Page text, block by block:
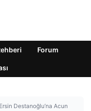
Forum
Destanoğlu’na Acun